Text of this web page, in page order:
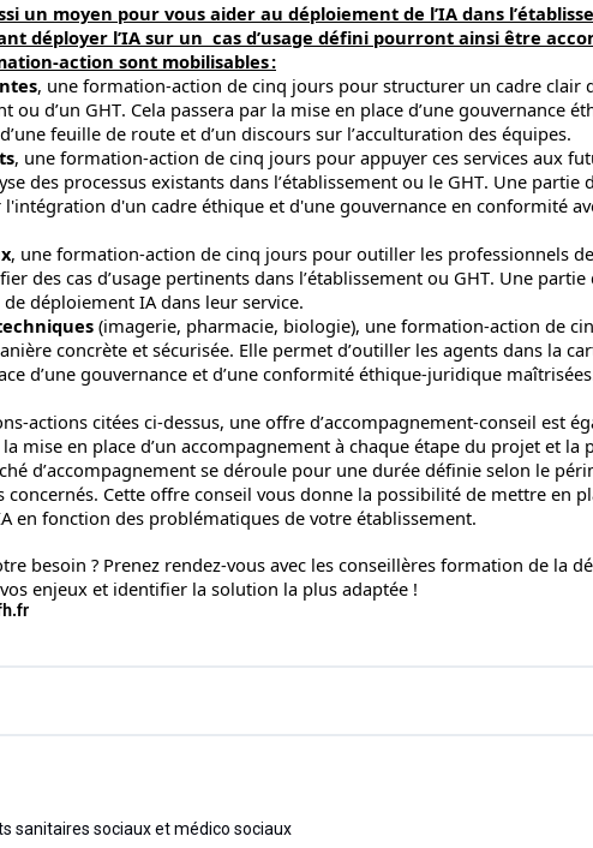
un moyen pour vous aider au déploiement de l’IA dans
déployer l’IA sur un cas d’usage défini pourront ainsi être
action sont mobilisables :
, une formation-action de cinq jours pour structurer un cadre clair
ou d’un GHT. Cela passera par la mise en place d’une gouvernance
feuille de route et d’un discours sur l’acculturation des équipes.
, une formation-action de cinq jours pour appuyer ces services aux
des processus existants dans l’établissement ou le GHT. Une partie
d'un cadre éthique et d'une gouvernance en conformité
, une formation-action de cinq jours pour outiller les professionnels
des cas d’usage pertinents dans l’établissement ou GHT. Une
déploiement IA dans leur service.
(imagerie, pharmacie, biologie), une formation-action de
concrète et sécurisée. Elle permet d’outiller les agents dans la
d’une gouvernance et d’une conformité éthique-juridique
actions citées ci-dessus, une offre d’accompagnement-conseil est
mise en place d’un accompagnement à chaque étape du projet et la
d’accompagnement se déroule pour une durée définie selon le
concernés. Cette offre conseil vous donne la possibilité de mettre en
en fonction des problématiques de votre établissement.
besoin ? Prenez rendez-vous avec les conseillères formation de la
enjeux et identifier la solution la plus adaptée !
sanitaires sociaux et médico sociaux